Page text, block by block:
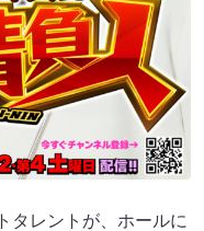
タレントが、ホールに